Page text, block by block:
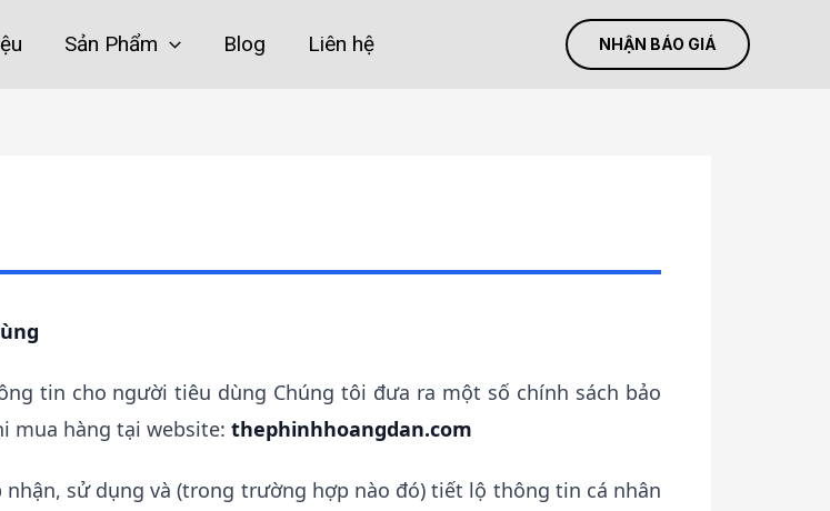
Sản Phẩm Blog Liên hệ NHẬN BÁO GIÁ
tin cho người tiêu dùng Chúng tôi đưa ra một số chính sách bảo
mua hàng tại website: thephinhhoangdan.com
sử dụng và (trong trường hợp nào đó) tiết lộ thông tin cá nhân